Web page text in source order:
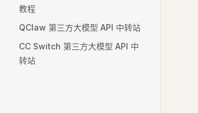
教程
QClaw 第三方大模型 API 中转站
CC Switch 第三方大模型 API 中
转站